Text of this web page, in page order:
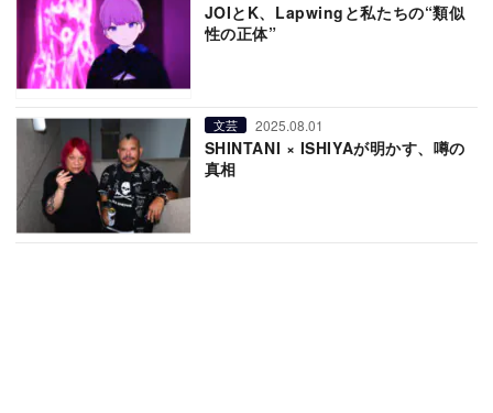
JOIとK、Lapwingと私たちの“類似
性の正体”
文芸 2025.08.01
SHINTANI × ISHIYAが明かす、噂の
真相